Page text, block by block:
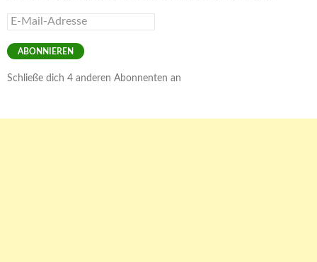
E-
Mail-
Adresse
ABONNIEREN
Schließe dich 4 anderen Abonnenten an